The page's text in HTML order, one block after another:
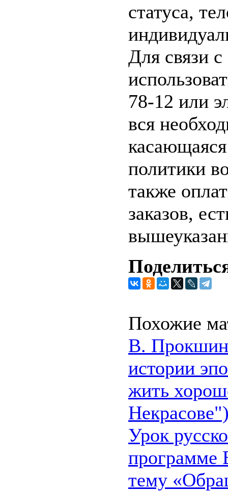
статуса,
Для связи
78-12 или
вся
политики
также
заказов,
Похожие
В. Прокшин
истории
жить
Урок
программе
тему